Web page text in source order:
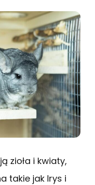
zioła i kwiaty,
takie jak Irys i